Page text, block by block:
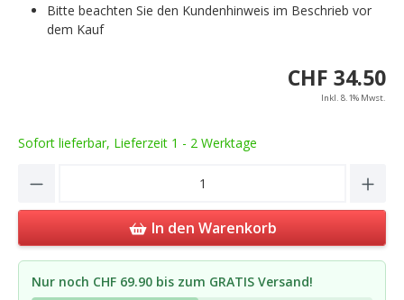
Bitte beachten Sie den Kundenhinweis im Beschrieb vor
dem Kauf
CHF 34.50
Inkl. 8.1% Mwst.
Sofort lieferbar, Lieferzeit 1 - 2 Werktage
Product Quantity: Enter the desired
In den Warenkorb
Nur noch CHF 69.90 bis zum GRATIS Versand!